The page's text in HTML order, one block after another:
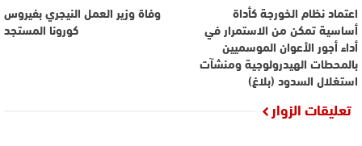
اعتماد نظام الخورجة كأداة
أساسية تمكن من الاستمرار في
أداء أجور الأعوان الموسميين
بالمحطات الهيدرولوجية ومنشآت
استغلال السدود (بلاغ)
وفاة وزير العمل النيجري بفيروس
كورونا المستجد
تعليقات الزوار